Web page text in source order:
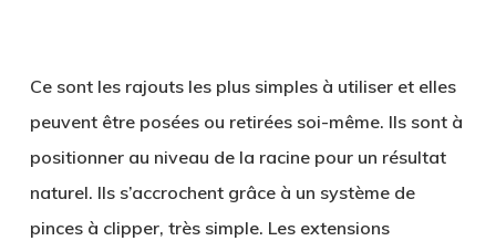
Ce sont les rajouts les plus simples à utiliser et elles
peuvent être posées ou retirées soi-même. Ils sont à
positionner au niveau de la racine pour un résultat
naturel. Ils s’accrochent grâce à un système de
pinces à clipper, très simple. Les extensions